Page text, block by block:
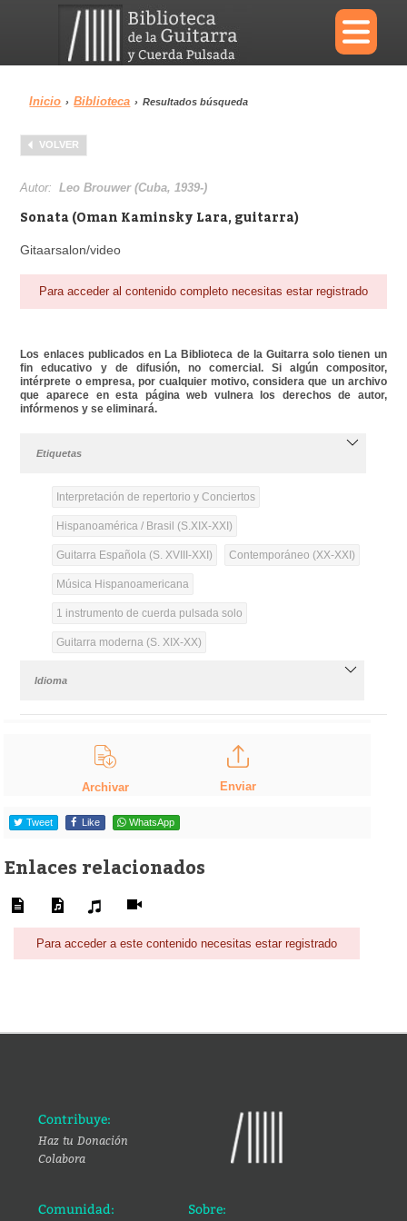
×
Menu
Biblioteca
Área personal Reproductor
Inicio › Biblioteca › Resultados búsqueda
VOLVER
Autor:Leo Brouwer (Cuba, 1939-)
Sonata (Oman Kaminsky Lara, guitarra)
Gitaarsalon/video
Para acceder al contenido completo necesitas estar registrado
Los enlaces publicados en La Biblioteca de la Guitarra solo tienen un
fin educativo y de difusión, no comercial. Si algún compositor,
intérprete o empresa, por cualquier motivo, considera que un archivo
que aparece en esta página web vulnera los derechos de autor,
infórmenos y se eliminará.
Etiquetas
Interpretación de repertorio y Conciertos
Hispanoamérica / Brasil (S.XIX-XXI)
Guitarra Española (S. XVIII-XXI) Contemporáneo (XX-XXI)
Música Hispanoamericana
1 instrumento de cuerda pulsada solo
Guitarra moderna (S. XIX-XX)
Idioma
Archivar Enviar
Tweet Like WhatsApp
Enlaces relacionados
Para acceder a este contenido necesitas estar registrado
Contribuye:
Haz tu Donación
Colabora
Comunidad: Sobre: